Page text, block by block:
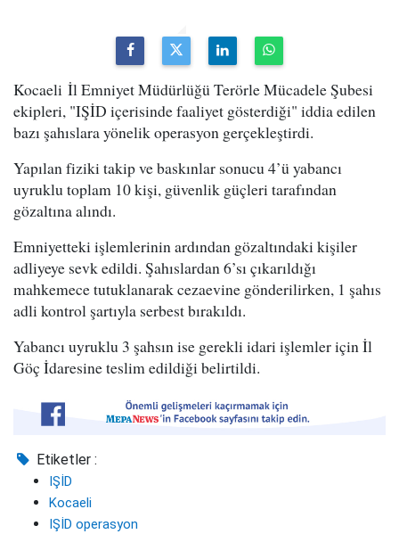
Kocaeli İl Emniyet Müdürlüğü Terörle Mücadele Şubesi
ekipleri, "IŞİD içerisinde faaliyet gösterdiği" iddia edilen
bazı şahıslara yönelik operasyon gerçekleştirdi.
Yapılan fiziki takip ve baskınlar sonucu 4’ü yabancı
uyruklu toplam 10 kişi, güvenlik güçleri tarafından
gözaltına alındı.
Emniyetteki işlemlerinin ardından gözaltındaki kişiler
adliyeye sevk edildi. Şahıslardan 6’sı çıkarıldığı
mahkemece tutuklanarak cezaevine gönderilirken, 1 şahıs
adli kontrol şartıyla serbest bırakıldı.
Yabancı uyruklu 3 şahsın ise gerekli idari işlemler için İl
Göç İdaresine teslim edildiği belirtildi.
Etiketler :
IŞİD
Kocaeli
IŞİD operasyon